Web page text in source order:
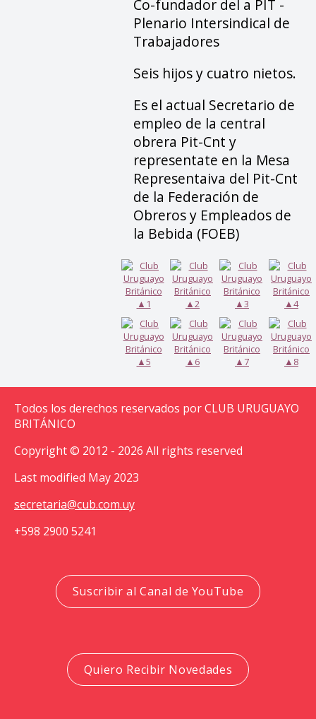
Co-fundador del a PIT -
Plenario Intersindical de
Trabajadores
Seis hijos y cuatro nietos.
Es el actual Secretario de
empleo de la central
obrera Pit-Cnt y
representate en la Mesa
Representaiva del Pit-Cnt
de la Federación de
Obreros y Empleados de
la Bebida (FOEB)
▲1 ▲2 ▲3 ▲4
▲5 ▲6 ▲7 ▲8
Todos los derechos reservados por CLUB URUGUAYO
BRITÁNICO
Copyright © 2012 - 2026 All rights reserved
Last modified May 2023
secretaria@cub.com.uy
+598 2900 5241
Suscribir al Canal de YouTube
Quiero Recibir Novedades